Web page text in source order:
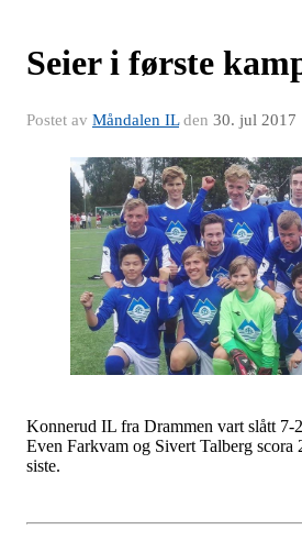
Seier i første
Postet av Måndalen ILden 30. jul 2017
Konnerud IL fra Drammen vart slått 7-
Even Farkvam og Sivert Talberg
siste.